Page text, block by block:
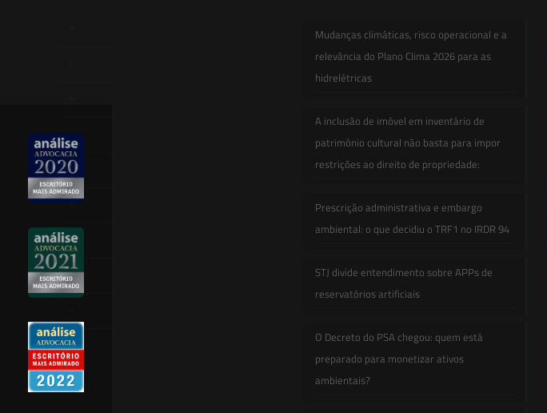
Mudanças climáticas, risco operacional e a
relevância do Plano Clima 2026 para as
hidrelétricas
A inclusão de imóvel em inventário de
patrimônio cultural não basta para impor
restrições ao direito de propriedade:
Prescrição administrativa e embargo
ambiental: o que decidiu o TRF1 no IRDR 94
STJ divide entendimento sobre APPs de
reservatórios artificiais
O Decreto do PSA chegou: quem está
preparado para monetizar ativos
ambientais?